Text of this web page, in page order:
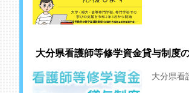
大分県看護師等修学資金貸与制度
大分県看